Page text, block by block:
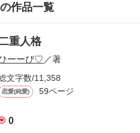
作品一覧
重人格
ーーび♡ ／著
文字数/11,358
恋愛(純愛) 59ページ
0